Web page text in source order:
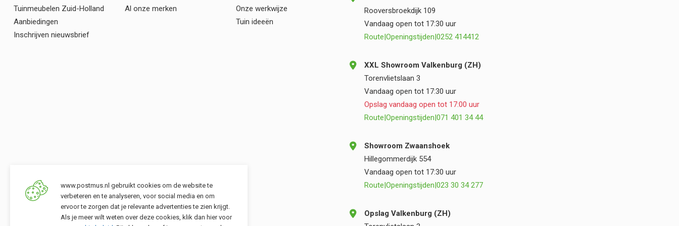
Tuinmeubelen Zuid-Holland
Aanbiedingen
Inschrijven nieuwsbrief
Al onze merken
Onze werkwijze
Tuin ideeën
Rooversbroekdijk 109
Vandaag open tot 17:30 uur
Route|Openingstijden|0252 414412
XXL Showroom Valkenburg (ZH)
Torenvlietslaan 3
Vandaag open tot 17:30 uur
Opslag vandaag open tot 17:00 uur
Route|Openingstijden|071 401 34 44
Showroom Zwaanshoek
Hillegommerdijk 554
Vandaag open tot 17:30 uur
Route|Openingstijden|023 30 34 277
Opslag Valkenburg (ZH)
www.postmus.nl gebruikt cookies om de website te
verbeteren en te analyseren, voor social media en om
ervoor te zorgen dat je relevante advertenties te zien krijgt.
Als je meer wilt weten over deze cookies, klik dan hier voor